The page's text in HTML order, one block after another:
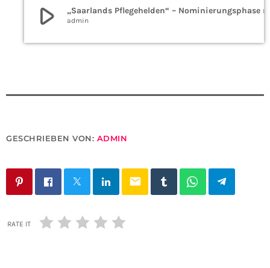
play_arrow admin
GESCHRIEBEN VON: ADMIN
email
RATE IT